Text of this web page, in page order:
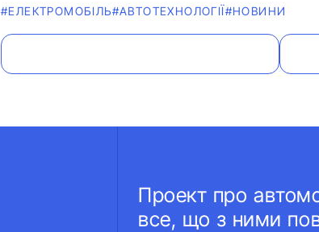
#ЕЛЕКТРОМОБІЛЬ#АВТОТЕХНОЛОГІЇ#НОВИНИ
Проект про
все, що з ними